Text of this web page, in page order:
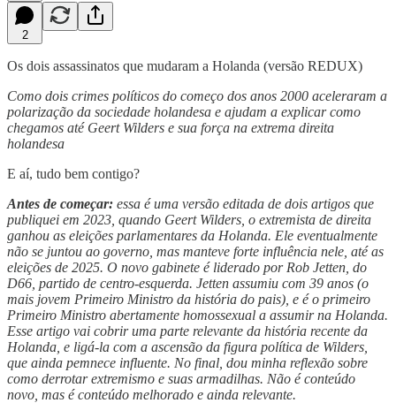
2
Os dois assassinatos que mudaram a Holanda (versão REDUX)
Como dois crimes políticos do começo dos anos 2000 aceleraram a
polarização da sociedade holandesa e ajudam a explicar como
chegamos até Geert Wilders e sua força na extrema direita
holandesa
E aí, tudo bem contigo?
Antes de começar: essa é uma versão editada de dois artigos que
publiquei em 2023, quando Geert Wilders, o extremista de direita
ganhou as eleições parlamentares da Holanda. Ele eventualmente
não se juntou ao governo, mas manteve forte influência nele, até as
eleições de 2025. O novo gabinete é liderado por Rob Jetten, do
D66, partido de centro-esquerda. Jetten assumiu com 39 anos (o
mais jovem Primeiro Ministro da história do pais), e é o primeiro
Primeiro Ministro abertamente homossexual a assumir na Holanda.
Esse artigo vai cobrir uma parte relevante da história recente da
Holanda, e ligá-la com a ascensão da figura política de Wilders,
que ainda pemnece influente. No final, dou minha reflexão sobre
como derrotar extremismo e suas armadilhas. Não é conteúdo
novo, mas é conteúdo melhorado e ainda relevante.